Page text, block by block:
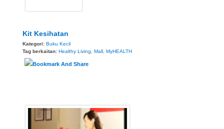
Kit Kesihatan
Kategori: Buku Kecil
Tag berkaitan: Healthy Living, Mall, MyHEALTH